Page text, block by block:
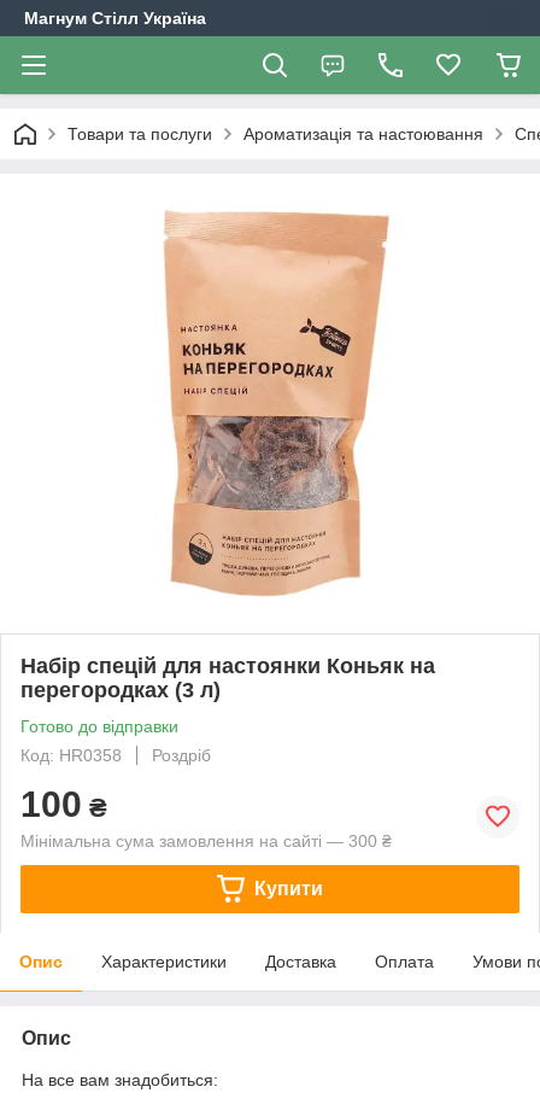
Магнум Стілл Україна
Товари та послуги Ароматизація та настоювання
Набір спецій для настоянки Коньяк на
перегородках (3 л)
Готово до відправки
Код: HR0358
Роздріб
100 ₴
Мінімальна сума замовлення на сайті — 300 ₴
Купити
Опис Характеристики Доставка Оплата Умови
Опис
На все вам знадобиться: